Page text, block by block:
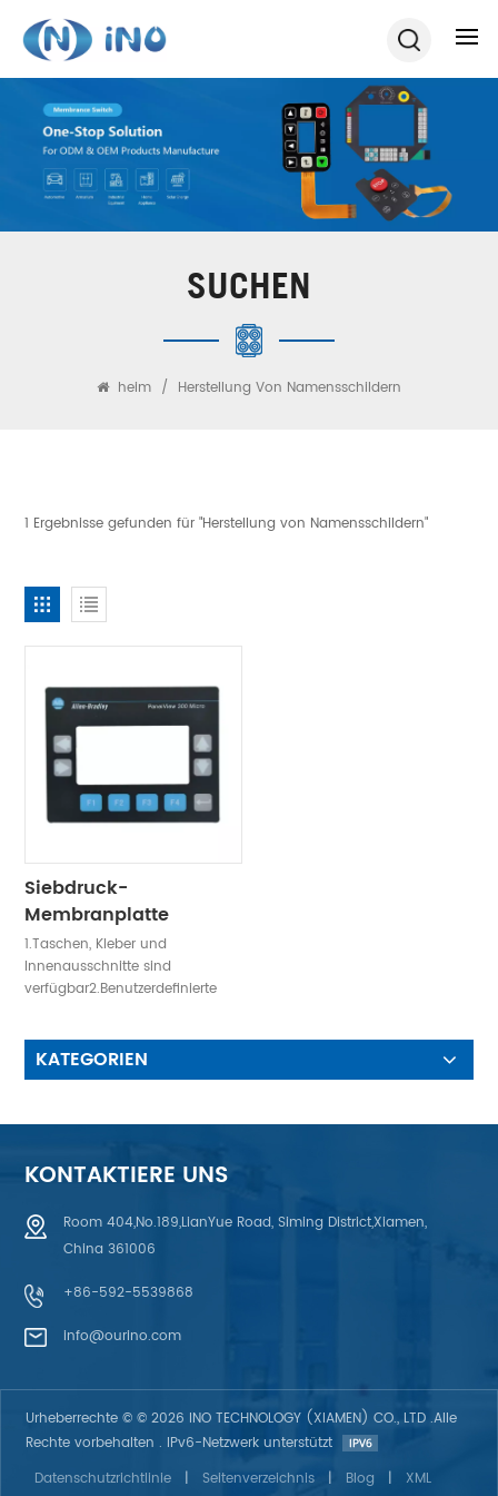
SUCHEN
heim / Herstellung Von Namensschildern
1 Ergebnisse gefunden für "Herstellung von Namensschildern"
Siebdruck-
Membranplatte
1.Taschen, Kleber und
Innenausschnitte sind
verfügbar2.Benutzerdefinierte
Ausführungen: Blendfrei
(geringer Glanz), Glanz,
Polyester, Polycarbonat, Aryl,
Fenster: Klar, blind, seidenmatt,
mattiert, blendfrei,
durchscheinend 6.Drucken:
Siebdruck, Digitaldruck,
halbautomatischer Druck,
KATEGORIEN
KONTAKTIERE UNS
Room 404,No.189,LianYue Road, Siming District,Xiamen,
China 361006
+86-592-5539868
info@ourino.com
Urheberrechte © © 2026 INO TECHNOLOGY (XIAMEN) CO., LTD .Alle
Rechte vorbehalten . IPv6-Netzwerk unterstützt
Datenschutzrichtlinie
| Seitenverzeichnis | Blog | XML